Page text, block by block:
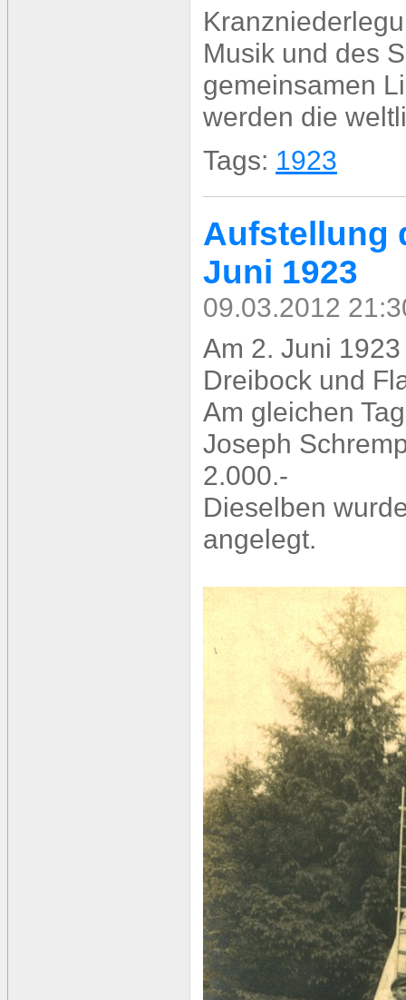
Musik und des
gemeinsamen
werden die
Tags: 1923
Aufstellung
Juni 1923
09.03.2012
Am 2. Juni
Dreibock und
Am gleichen
Joseph
2.000.-
Dieselben
angelegt.